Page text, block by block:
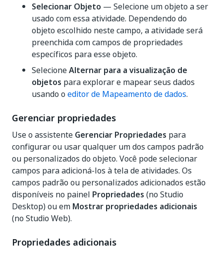
Selecionar Objeto — Selecione um objeto a ser
usado com essa atividade. Dependendo do
objeto escolhido neste campo, a atividade será
preenchida com campos de propriedades
específicos para esse objeto.
SelecioneAlternar para a visualização de
objetos para explorar e mapear seus dados
usando o editor de Mapeamento de dados.
Gerenciar propriedades
Use o assistente Gerenciar Propriedades para
configurar ou usar qualquer um dos campos padrão
ou personalizados do objeto. Você pode selecionar
campos para adicioná-los à tela de atividades. Os
campos padrão ou personalizados adicionados estão
disponíveis no painel Propriedades (no Studio
Desktop) ou em Mostrar propriedades adicionais
(no Studio Web).
Propriedades adicionais